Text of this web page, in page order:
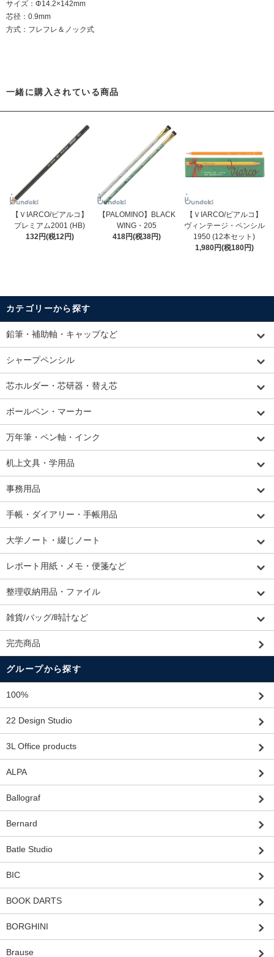
サイズ：Φ14.2×142mm
芯径：0.9mm
方式：フレフレ＆ノック式
一緒に購入されている商品
【ＶIARCO/ビアルコ】
プレミアム2001 (HB)
132円(税12円)
【PALOMINO】BLACK
WING・205
418円(税38円)
【ＶIARCO/ビアルコ】
ヴィンテージ・ペンシル
1950 (12本セット)
1,980円(税180円)
カテゴリーから探す
鉛筆・補助軸・キャップなど
シャープペンシル
芯ホルダー・芯研器・替え芯
ボールペン・マーカー
万年筆・ペン軸・インク
机上文具・学用品
事務用品
手帳・ダイアリー・手帳用品
大学ノート・綴じノート
レポート用紙・メモ・便箋など
整理収納用品・ファイル
雑貨/バッグ/時計など
完売商品
グループから探す
100%
22 Design Studio
3L Office products
ALPA
Ballograf
Bernard
Batle Studio
BIC
BOOK DARTS
BORGHINI
Brause